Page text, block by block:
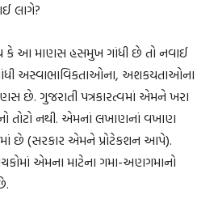
લાગે?
કે આ માણસ હસમુખ ગાંધી છે તો નવાઈ
અસ્વાભાવિકતાઓના, અશકયતાઓના
છે. ગુજરાતી પત્રકારત્વમાં એમને ખરા
તોટો નથી. એમનાં લખાણનાં વખાણ
છે (સરકાર એમને પ્રોટેકશન આપે).
એમના માટેના ગમા-અણગમાનો